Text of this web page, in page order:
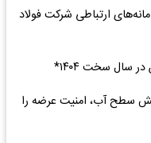
ارتباطی شرکت فولاد
سطح آب، امنیت عرضه را